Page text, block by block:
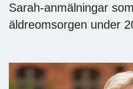
Sarah-anmälningar
äldreomsorgen under